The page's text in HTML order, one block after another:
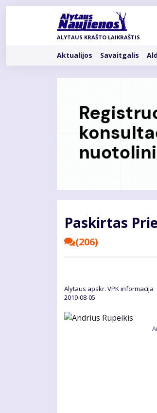
Pereiti
ALYTAUS KRAŠTO LAIKRAŠTIS
Rubrikos
Aktualijos Savaitgalis
Paskirtas
(206)
Alytaus apskr. VPK informacija
2019-08-05